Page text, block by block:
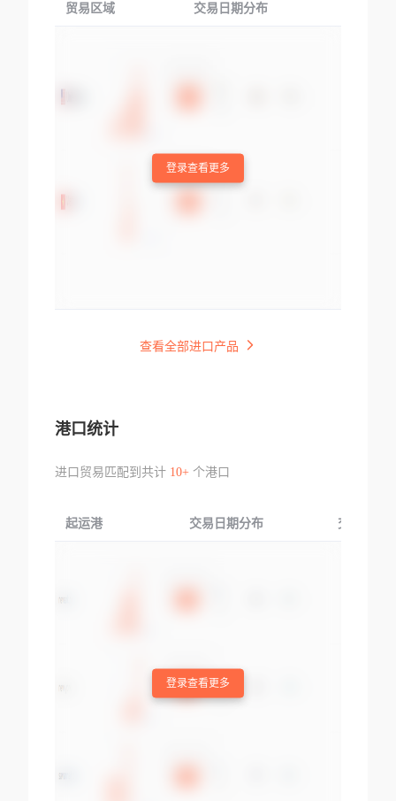
贸易区域 交易日期分布
登录查看更多
查看全部进口产品
港口统计
进口贸易匹配到共计 10+个港口
起运港 交易日期分布 交易产品
登录查看更多